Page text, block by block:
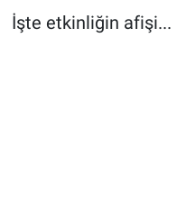
İşte etkinliğin afişi...